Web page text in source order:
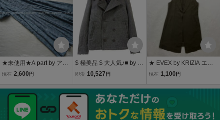
★未使用★A part by アパ
ートバイ/ブルー・バルー
ード フレアーロングワン
ピース/定価1.6万円/手洗
現在 2,600 円
$ 極美品 $ 大人気♪■ by Ta
ss Standard タススタンダ
ート ショートコート ■ グ
レー系 ■ メンズ M ■ 送料
無料
即決 10,527 円
★ EVEX by KRIZIA エヴ
ェックス バイ クリツィア
ウター 羽織 ノースリーブ
ロング 婦人服 カーキ 40
レディース
現在 1,100 円